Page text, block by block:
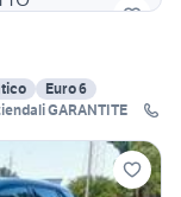
Euro 6
GARANTITE